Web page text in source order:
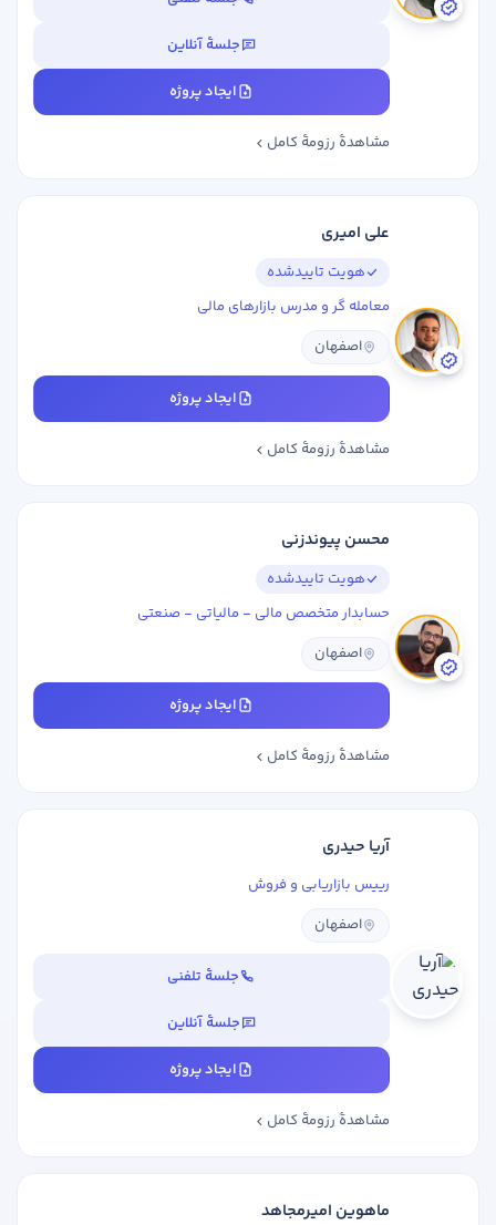
جلسهٔ آنلاین
ایجاد پروژه
مشاهدهٔ رزومهٔ کامل
علی امیری
هویت تاییدشده
معامله گر و مدرس بازارهای مالی
اصفهان
ایجاد پروژه
مشاهدهٔ رزومهٔ کامل
محسن پیوندزنی
هویت تاییدشده
حسابدار متخصص مالی - مالیاتی - صنعتی
اصفهان
ایجاد پروژه
مشاهدهٔ رزومهٔ کامل
آریا حیدری
رییس بازاریابی و فروش
اصفهان
جلسهٔ تلفنی
جلسهٔ آنلاین
ایجاد پروژه
مشاهدهٔ رزومهٔ کامل
ماهوین امیرمجاهد